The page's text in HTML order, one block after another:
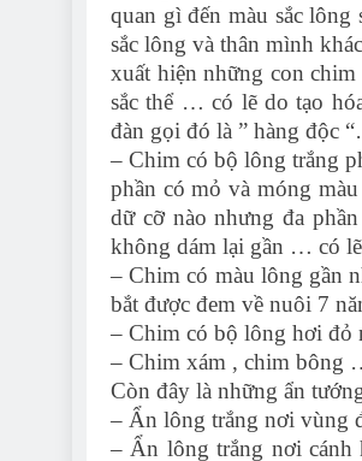
quan gì đến màu sắc
sắc lông và thân mình
xuất hiện những con
sắc thể … có lẽ do tạo
đàn gọi đó là ” hàng độc
– Chim có bộ lông trắng
phần có mỏ và móng
dữ cỡ nào nhưng đa
không dám lại gần … có
– Chim có màu lông gần
bắt được đem về nuôi 7
– Chim có bộ lông hơi đỏ
– Chim xám , chim bông
Còn đây là những ẩn
– Ẩn lông trắng nơi vùng
– Ẩn lông trắng nơi cánh